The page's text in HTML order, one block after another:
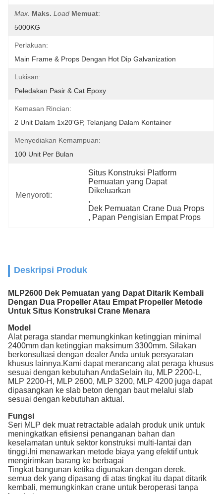
Max. Maks. Load Memuat:
5000KG
Perlakuan:
Main Frame & Props Dengan Hot Dip Galvanization
Lukisan:
Peledakan Pasir & Cat Epoxy
Kemasan Rincian:
2 Unit Dalam 1x20'GP, Telanjang Dalam Kontainer
Menyediakan Kemampuan:
100 Unit Per Bulan
Menyoroti:
Situs Konstruksi Platform
Pemuatan yang Dapat
Dikeluarkan
,
Dek Pemuatan Crane Dua Props
, Papan Pengisian Empat Props
Deskripsi Produk
MLP2600 Dek Pemuatan yang Dapat Ditarik Kembali
Dengan Dua Propeller Atau Empat Propeller Metode
Untuk Situs Konstruksi Crane Menara
Model
Alat peraga standar memungkinkan ketinggian minimal
2400mm dan ketinggian maksimum 3300mm. Silakan
berkonsultasi dengan dealer Anda untuk persyaratan
khusus lainnya.Kami dapat merancang alat peraga khusus
sesuai dengan kebutuhan AndaSelain itu, MLP 2200-L,
MLP 2200-H, MLP 2600, MLP 3200, MLP 4200 juga dapat
dipasangkan ke slab beton dengan baut melalui slab
sesuai dengan kebutuhan aktual.
Fungsi
Seri MLP dek muat retractable adalah produk unik untuk
meningkatkan efisiensi penanganan bahan dan
keselamatan untuk sektor konstruksi multi-lantai dan
tinggi.Ini menawarkan metode biaya yang efektif untuk
mengirimkan barang ke berbagai
Tingkat bangunan ketika digunakan dengan derek.
semua dek yang dipasang di atas tingkat itu dapat ditarik
kembali, memungkinkan crane untuk beroperasi tanpa